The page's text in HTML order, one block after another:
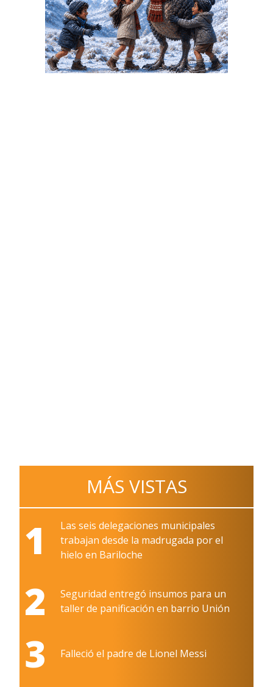
MÁS VISTAS
1
Las seis delegaciones municipales
trabajan desde la madrugada por el
hielo en Bariloche
2
Seguridad entregó insumos para un
taller de panificación en barrio Unión
3 Falleció el padre de Lionel Messi